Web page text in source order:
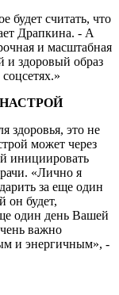
будет считать, что
Драпкина. - А
и масштабная
и здоровый образ
здоровья, это не
может через
инициировать
«Лично я
за еще один
он будет,
один день Вашей
важно
и энергичным», -